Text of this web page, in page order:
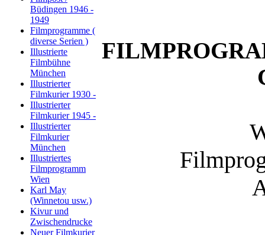
Büdingen 1946 -
1949
Filmprogramme (
diverse Serien )
Illustrierte
Filmbühne
München
Illustrierter
Filmkurier 1930 -
Illustrierter
Filmkurier 1945 -
Illustrierter
Filmkurier
München
Illustriertes
Filmprogramm
Wien
Karl May
(Winnetou usw.)
Kivur und
Zwischendrucke
Neuer Filmkurier